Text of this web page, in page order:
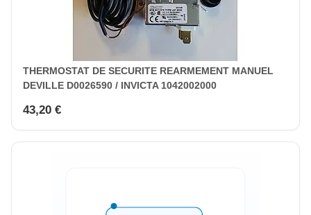
THERMOSTAT DE SECURITE REARMEMENT MANUEL
DEVILLE D0026590 / INVICTA 1042002000
43,20 €